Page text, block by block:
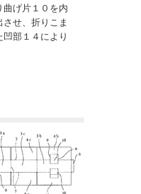
曲げ片１０を内
せ、折りこま
部１４により